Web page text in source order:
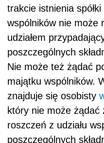
trakcie istnienia
wspólników nie może
udziałem
poszczególnych
Nie może też żądać
majątku wspólników.
znajduje się osobisty
który nie może żądać
roszczeń z udziału
poszczególnych